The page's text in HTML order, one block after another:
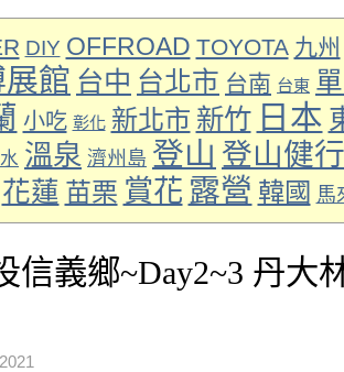
DIY OFFROAD TOYOTA 九州
展館 台中 台北市 台南 台東
小吃 彰化 新北市 新竹 日本
溫泉 濟州島 登山 登山健行
花蓮 苗栗 賞花 露營 韓國 馬
信義鄉~Day2~3 丹大